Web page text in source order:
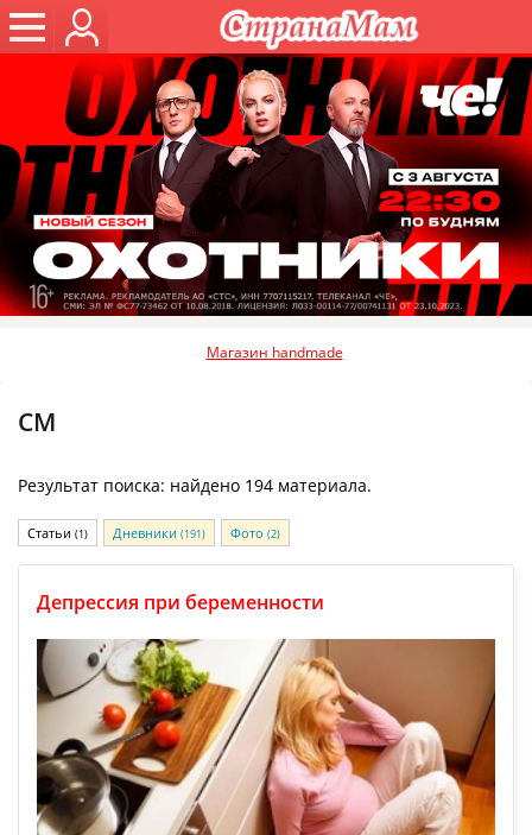
Магазин handmade
СМ
Результат поиска: найдено 194 материала.
Статьи (1) Дневники (191) Фото (2)
Депрессия при беременности